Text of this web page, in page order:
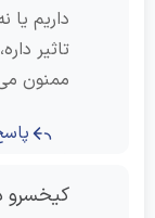
داریم یا
تاثیر داره،
ممنون می‌شم
پاسخ
کیخسرو